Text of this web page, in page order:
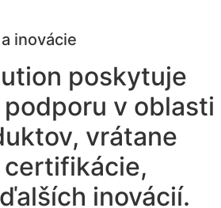
inovácie
poskytuje
v oblasti
vrátane
inovácií.